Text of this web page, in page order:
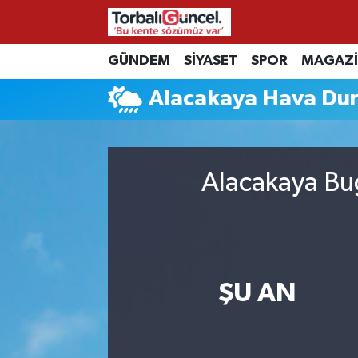
GÜNDEM SİYASET SPOR
Alacakaya Hava
Alacakaya
ŞU AN
İzmir Nöbetçi Eczaneler
İzmir Hava Durumu
İzmir Trafik Yoğunluk Haritası